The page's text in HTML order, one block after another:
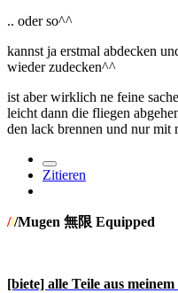
.. oder so^^
kannst ja erstmal abdecken
wieder zudecken^^
ist aber wirklich ne feine
leicht dann die fliegen
den lack brennen und nur mit
Zitieren
///Mugen 無限 Equipped
[biete] alle Teile aus